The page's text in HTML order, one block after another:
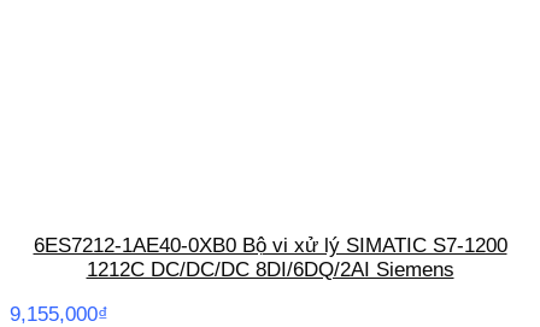
6ES7212-1AE40-0XB0 Bộ vi xử lý SIMATIC S7-1200
1212C DC/DC/DC 8DI/6DQ/2AI Siemens
9,155,000₫